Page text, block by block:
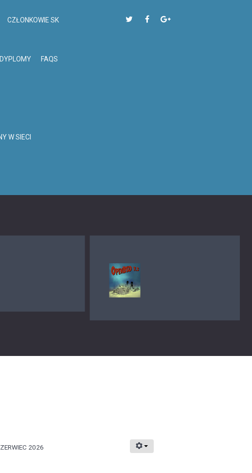
CZŁONKOWIE SK
DYPLOMY FAQS
W SIECI
OPENBSD 7.9
OPENBSD 7.9
2026